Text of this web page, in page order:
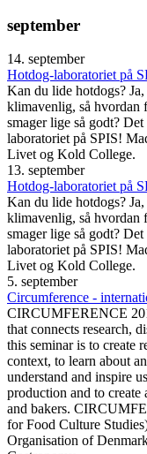
september
14. september
Hotdog-laboratoriet på
Kan du lide hotdogs?
klimavenlig, så hvordan
smager lige så godt?
laboratoriet på SPIS!
Livet og Kold College.
13. september
Hotdog-laboratoriet på
Kan du lide hotdogs?
klimavenlig, så hvordan
smager lige så godt?
laboratoriet på SPIS!
Livet og Kold College.
5. september
Circumference -
CIRCUMFERENCE
that connects research,
this seminar is to create
context, to learn about
understand and inspire
production and to create
and bakers.
for Food Culture
Organisation of